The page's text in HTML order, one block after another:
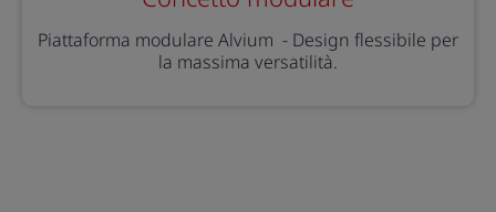
Piattaforma modulare Alvium - Design flessibile per
la massima versatilità.